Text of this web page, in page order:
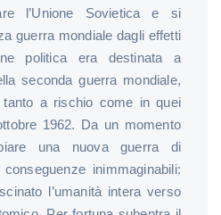
l’Unione Sovietica e si
guerra mondiale dagli effetti
politica era destinata a
seconda guerra mondiale,
a rischio come in quei
1962. Da un momento
una nuova guerra di
inimmaginabili:
l’umanità intera verso